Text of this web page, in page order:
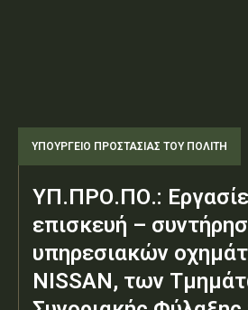
ΥΠΟΥΡΓΕΊΟ ΠΡΟΣΤΑΣΊΑΣ ΤΟΥ ΠΟΛΊΤΗ
ΥΠ.ΠΡΟ.ΠΟ.:
επισκευή –
υπηρεσιακών
NISSAN, των